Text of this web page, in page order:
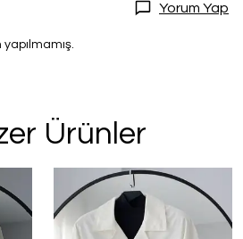
Yorum Yap
Ürünler